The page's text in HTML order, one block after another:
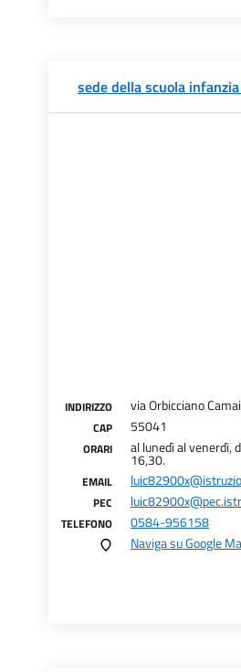
sede della scuola
INDIRIZZO via Orbicciano
CAP 55041
ORARI al lunedì al venerdì,
16,30.
EMAIL
PEC
TELEFONO
0584-956158
Naviga su Google